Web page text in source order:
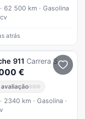
62 500 km · Gasolina
atrás
911 Carrera S
€
avaliação
2340 km · Gasolina ·